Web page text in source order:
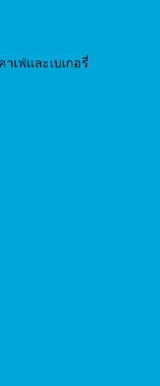
เฟ่และเบเกอรี่